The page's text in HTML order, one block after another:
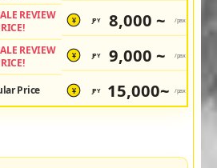
REVIEW
¥ JPY 8,000 ~ /pax
REVIEW
¥ JPY 9,000 ~ /pax
Price ¥ JPY 15,000~ /pax